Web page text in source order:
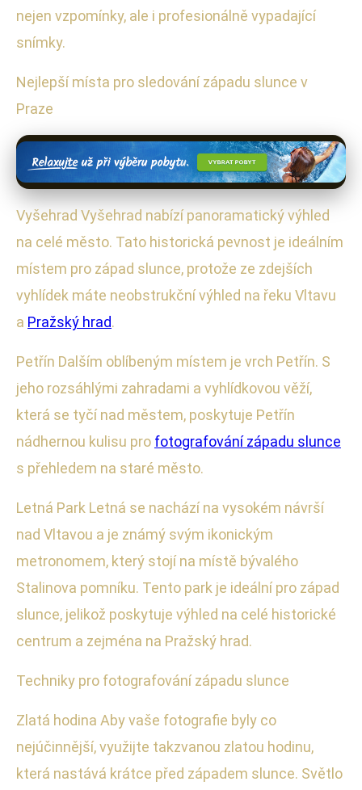
nejen vzpomínky, ale i profesionálně vypadající
snímky.
Nejlepší místa pro sledování západu slunce v
Praze
Vyšehrad Vyšehrad nabízí panoramatický výhled
na celé město. Tato historická pevnost je ideálním
místem pro západ slunce, protože ze zdejších
vyhlídek máte neobstrukční výhled na řeku Vltavu
a Pražský hrad.
Petřín Dalším oblíbeným místem je vrch Petřín. S
jeho rozsáhlými zahradami a vyhlídkovou věží,
která se tyčí nad městem, poskytuje Petřín
nádhernou kulisu pro fotografování západu slunce
s přehledem na staré město.
Letná Park Letná se nachází na vysokém návrší
nad Vltavou a je známý svým ikonickým
metronomem, který stojí na místě bývalého
Stalinova pomníku. Tento park je ideální pro západ
slunce, jelikož poskytuje výhled na celé historické
centrum a zejména na Pražský hrad.
Techniky pro fotografování západu slunce
Zlatá hodina Aby vaše fotografie byly co
nejúčinnější, využijte takzvanou zlatou hodinu,
která nastává krátce před západem slunce. Světlo